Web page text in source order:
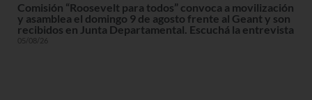
Comisión “Roosevelt para todos” convoca a movilización
y asamblea el domingo 9 de agosto frente al Geant y son
recibidos en Junta Departamental. Escuchá la entrevista
05/08/26